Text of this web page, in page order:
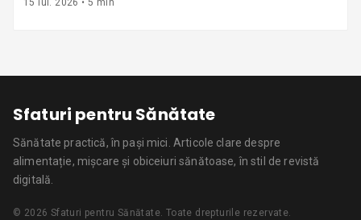
15 iul. 2026 •5 min
Sfaturi pentru Sănătate
Sănătate practică, în pași mici. Articole clare despre
alimentație, mișcare și obiceiuri sănătoase, în stil de revistă
digitală.
© 2026 Sfaturi pentru Sănătate. Toate drepturile rezervate.